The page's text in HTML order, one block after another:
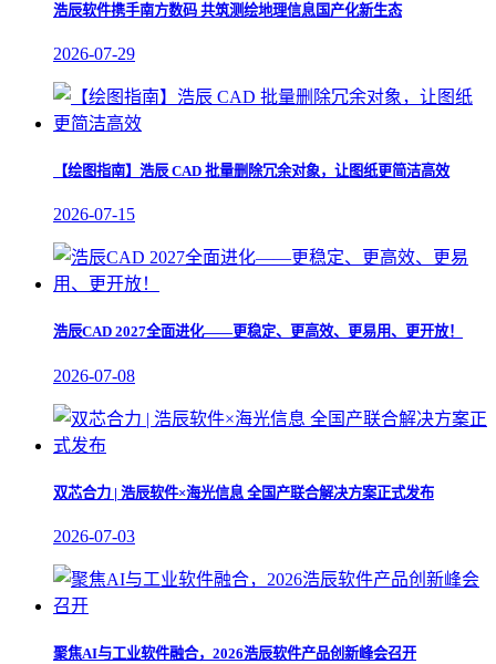
浩辰软件携手南方数码 共筑测绘地理信息国产化新生态
2026-07-29
【绘图指南】浩辰 CAD 批量删除冗余对象，让图纸更简洁高效
2026-07-15
浩辰CAD 2027全面进化——更稳定、更高效、更易用、更开放！
2026-07-08
双芯合力 | 浩辰软件×海光信息 全国产联合解决方案正式发布
2026-07-03
聚焦AI与工业软件融合，2026浩辰软件产品创新峰会召开